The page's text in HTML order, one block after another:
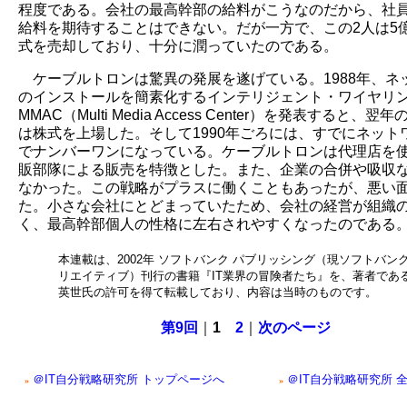
程度である。会社の最高幹部の給料がこうなのだから、社
給料を期待することはできない。だが一方で、この2人は5
式を売却しており、十分に潤っていたのである。
ケーブルトロンは驚異の発展を遂げている。1988年、ネ
のインストールを簡素化するインテリジェント・ワイヤリ
MMAC（Multi Media Access Center）を発表すると、翌年
は株式を上場した。そして1990年ごろには、すでにネット
でナンバーワンになっている。ケーブルトロンは代理店を
販部隊による販売を特徴とした。また、企業の合併や吸収
なかった。この戦略がプラスに働くこともあったが、悪い
た。小さな会社にとどまっていたため、会社の経営が組織
く、最高幹部個人の性格に左右されやすくなったのである
本連載は、2002年 ソフトバンク パブリッシング（現ソフトバン
リエイティブ）刊行の書籍『IT業界の冒険者たち』を、著者であ
英世氏の許可を得て転載しており、内容は当時のものです。
第9回 1 2｜ 次のページ
»＠IT自分戦略研究所 トップページへ »＠IT自分戦略研究所